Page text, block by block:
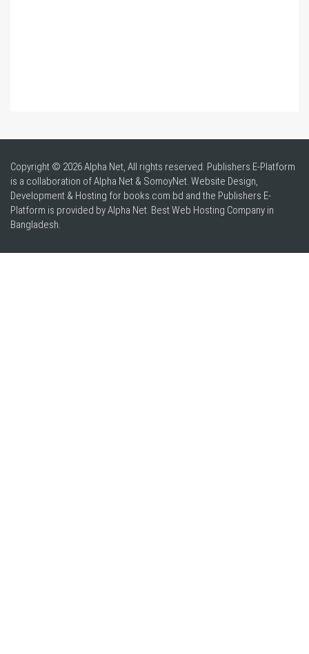
Copyright © 2026 Alpha Net, All rights reserved. Publishers E-Platform
is a collaboration of Alpha Net & SomoyNet. Website Design,
Development & Hosting for books.com.bd and the Publishers E-
Platform is provided by Alpha Net. BestWeb Hosting Company in
Bangladesh.